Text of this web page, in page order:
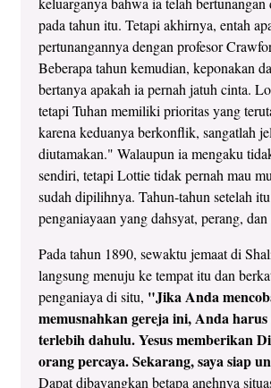
pada tahun itu. Tetapi akhirnya, entah
pertunangannya dengan profesor
Beberapa tahun kemudian, keponakan
bertanya apakah ia pernah jatuh cinta.
tetapi Tuhan memiliki prioritas yang
karena keduanya berkonflik, sangatlah
diutamakan." Walaupun ia mengaku
sendiri, tetapi Lottie tidak pernah mau
sudah dipilihnya. Tahun-tahun setelah
penganiayaan yang dahsyat, perang,
Pada tahun 1890, sewaktu jemaat di
langsung menuju ke tempat itu dan
penganiaya di situ, "Jika Anda
memusnahkan gereja ini, Anda
terlebih dahulu. Yesus memberikan
orang percaya. Sekarang, saya siap
Dapat dibayangkan betapa anehnya